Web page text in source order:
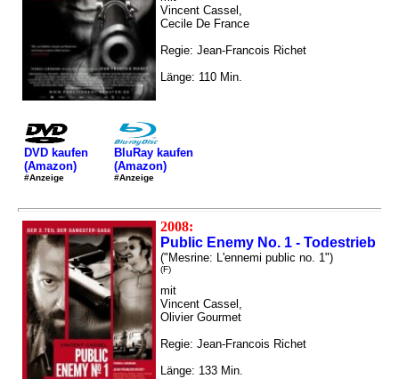
Vincent Cassel,
Cecile De France
Regie: Jean-Francois Richet
Länge: 110 Min.
DVD kaufen
(Amazon)
#Anzeige
BluRay kaufen
(Amazon)
#Anzeige
2008:
Public Enemy No. 1 - Todestrieb
("Mesrine: L'ennemi public no. 1")
(F)
mit
Vincent Cassel,
Olivier Gourmet
Regie: Jean-Francois Richet
Länge: 133 Min.